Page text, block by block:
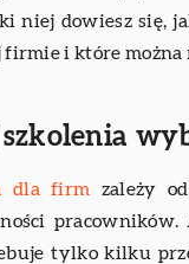
niej dowiesz się,
i które można
dla firm zależy
tylko kilku